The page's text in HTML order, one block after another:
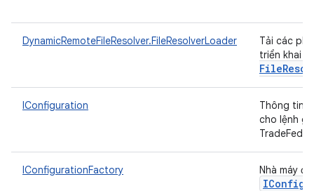
DynamicRemoteFileResolver.FileResolverLoader
Tải các
triển khai
File
IConfiguration
Thông tin
cho lệnh
IConfigurationFactory Nhà máy